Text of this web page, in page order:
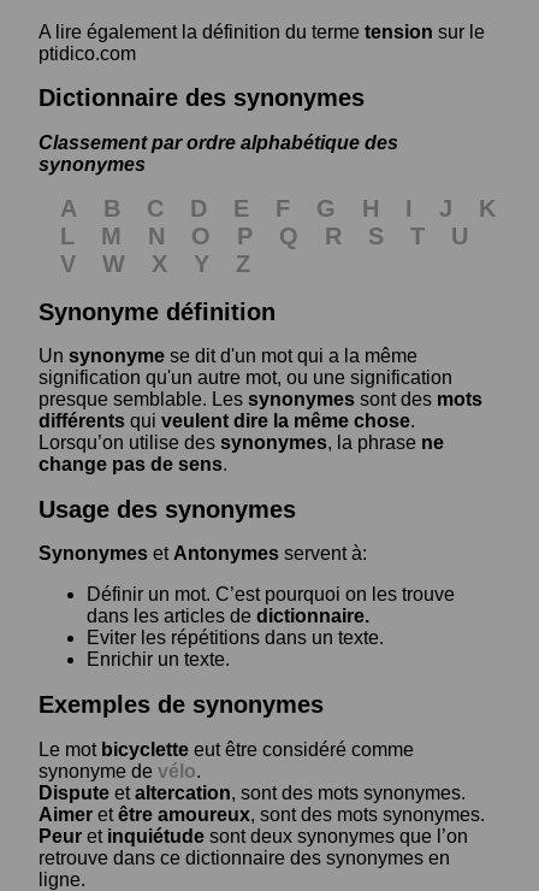
A lire également la définition du terme tension sur le
ptidico.com
Dictionnaire des synonymes
Classement par ordre alphabétique des
synonymes
A B C D E F G H I J
K
L
M N O P Q R S T
U
V
W X Y
Z
Synonyme définition
Un synonyme se dit d'un mot qui a la même
signification qu'un autre mot, ou une signification
presque semblable. Les synonymes sont des mots
différents qui veulent dire la même chose.
Lorsqu’on utilise des synonymes, la phrase ne
change pas de sens.
Usage des synonymes
Synonymes etAntonymes servent à:
Définir un mot. C’est pourquoi on les trouve
dans les articles de dictionnaire.
Eviter les répétitions dans un texte.
Enrichir un texte.
Exemples de synonymes
Le mot bicyclette eut être considéré comme
synonyme de vélo.
Dispute etaltercation, sont des mots synonymes.
Aimer etêtre amoureux, sont des mots synonymes.
Peur et inquiétude sont deux synonymes que l’on
retrouve dans ce dictionnaire des synonymes en
ligne.